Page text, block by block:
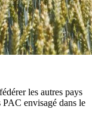
les autres pays
envisagé dans le